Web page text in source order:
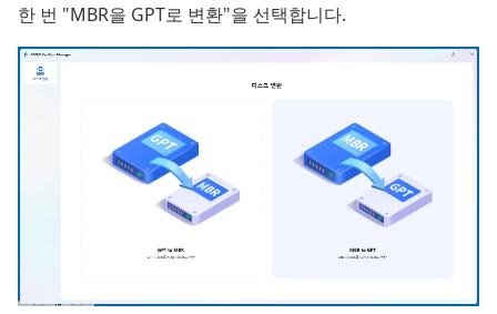
한 번 "MBR을 GPT로 변환"을 선택합니다.